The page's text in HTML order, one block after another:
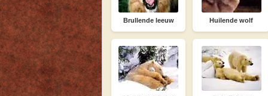
Brullende leeuw Huilende wolf